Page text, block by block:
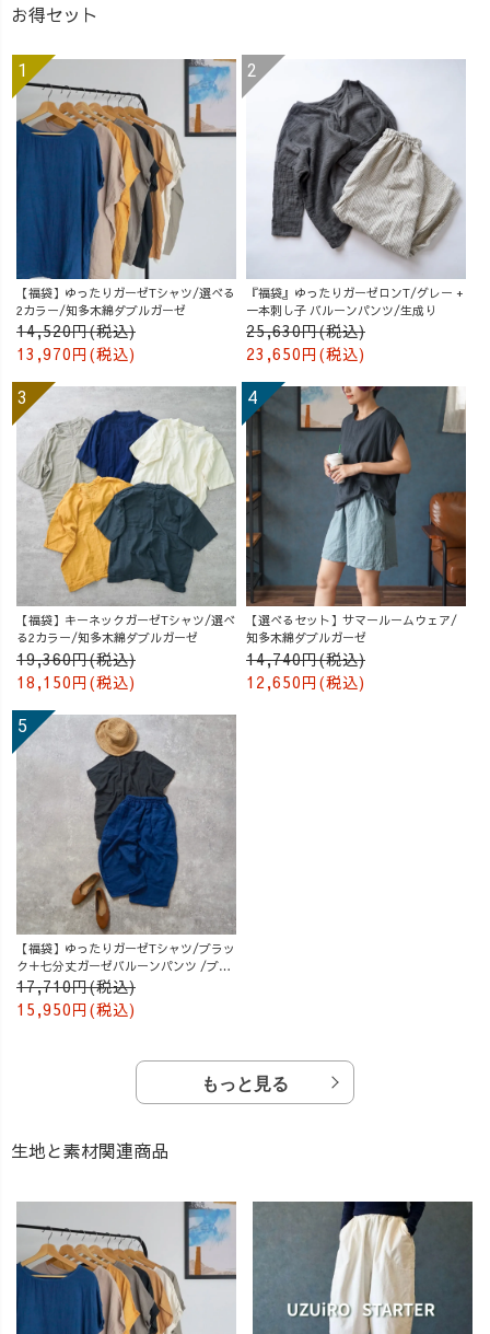
お得セット
【福袋】ゆったりガーゼTシャツ/選べる
2カラー/知多木綿ダブルガーゼ
14,520円(税込)
13,970円(税込)
『福袋』ゆったりガーゼロンT/グレー +
一本刺し子 バルーンパンツ/生成り
25,630円(税込)
23,650円(税込)
【福袋】キーネックガーゼTシャツ/選べ
る2カラー/知多木綿ダブルガーゼ
19,360円(税込)
18,150円(税込)
【選べるセット】サマールームウェア/
知多木綿ダブルガーゼ
14,740円(税込)
12,650円(税込)
【福袋】ゆったりガーゼTシャツ/ブラッ
ク＋七分丈ガーゼバルーンパンツ /ブル
ー
17,710円(税込)
15,950円(税込)
もっと見る
生地と素材関連商品